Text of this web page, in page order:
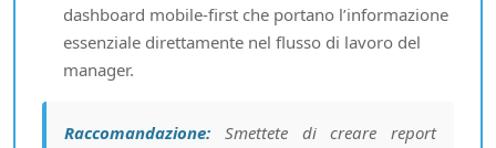
dashboard mobile-first che portano l’informazione
essenziale direttamente nel flusso di lavoro del
manager.
Raccomandazione: Smettete di creare report